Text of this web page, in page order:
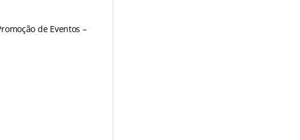
de Eventos –